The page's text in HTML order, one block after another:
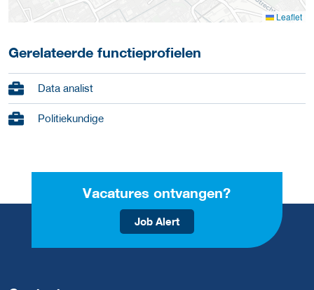
Leaflet
Gerelateerde functieprofielen
Data analist
Politiekundige
Vacatures ontvangen?
Job Alert